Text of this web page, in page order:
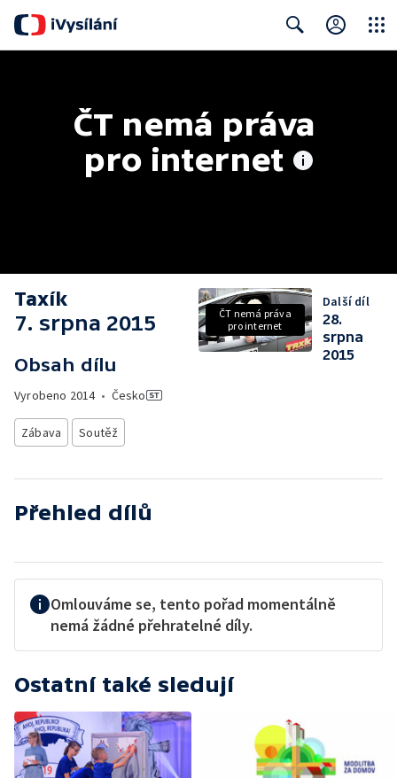
ČT nemá práva
pro internet
Taxík
7. srpna 2015
Obsah dílu
Vyrobeno 2014• Česko
Zábava Soutěž
ČT nemá práva
pro internet
Další díl
28.
srpna
2015
Přehled dílů
Omlouváme se, tento pořad momentálně
nemá žádné přehratelné díly.
Ostatní také sledují